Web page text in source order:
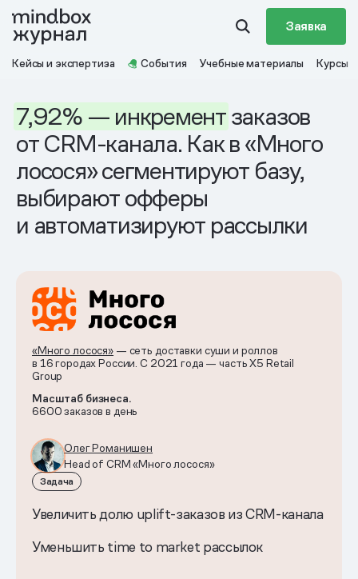
Заявка
Кейсы и экспертиза События Учебные материалы Курсы
7,92% — инкрементзаказов
от CRM-канала. Как в «Много
лосося» сегментируют базу,
выбирают офферы
и автоматизируют рассылки
«Много лосося» — сеть доставки суши и роллов
в 16 городах России. С 2021 года — часть X5 Retail
Group
Масштаб бизнеса.
6600 заказов в день
Олег Романишен
Head of CRM «Много лосося»
Задача
Увеличить долю uplift-заказов из CRM-канала
Уменьшить time to market рассылок